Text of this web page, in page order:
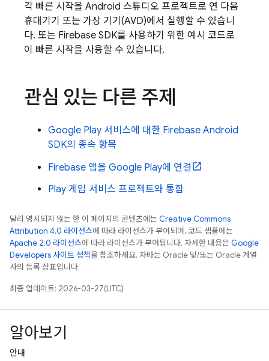
각 빠른 시작을 Android 스튜디오 프로젝트로 연 다음
휴대기기 또는 가상 기기(AVD)에서 실행할 수 있습니
다. 또는 Firebase SDK를 사용하기 위한 예시 코드로
이 빠른 시작을 사용할 수 있습니다.
관심 있는 다른 주제
Google Play 서비스에 대한 Firebase Android
SDK의 종속 항목
Firebase 앱을 Google Play에 연결
Play 게임 서비스 프로젝트와 통합
달리 명시되지 않는 한 이 페이지의 콘텐츠에는 Creative Commons
Attribution 4.0 라이선스에 따라 라이선스가 부여되며, 코드 샘플에는
Apache 2.0 라이선스에 따라 라이선스가 부여됩니다. 자세한 내용은 Google
Developers 사이트 정책을 참조하세요. 자바는 Oracle 및/또는 Oracle 계열
사의 등록 상표입니다.
최종 업데이트: 2026-03-27(UTC)
알아보기
안내